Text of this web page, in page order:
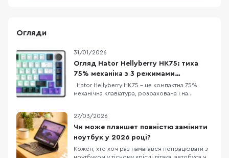
Огляди
31/01/2026
Огляд Hator Hellyberry HK75: тиха
75% механіка з 3 режимами
підключення
механічна клавіатура, розрахована і на
Mechanical Linear, які попередньо змащені на
заводі. Це забезпечує надзвичайно плавний
хід клавіш та блискавичний відгук без зайво
27/03/2026
Чи може планшет повністю замінити
ноутбук у 2026 році?
Кожен, хто хоч раз намагався попрацювати з
ноутбуком у тісному кріслі літака, автобуса чи